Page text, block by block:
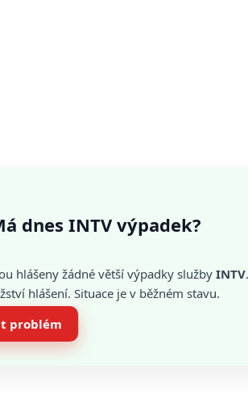
dnes INTV výpadek?
hlášeny žádné větší výpadky službyINTV
hlášení. Situace je v běžném stavu.
problém